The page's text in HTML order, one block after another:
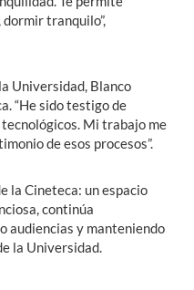
tranquilo”,
Universidad, Blanco
“He sido testigo de
Mi trabajo me
de esos procesos”.
la Cineteca: un espacio
continúa
audiencias y manteniendo
la Universidad.